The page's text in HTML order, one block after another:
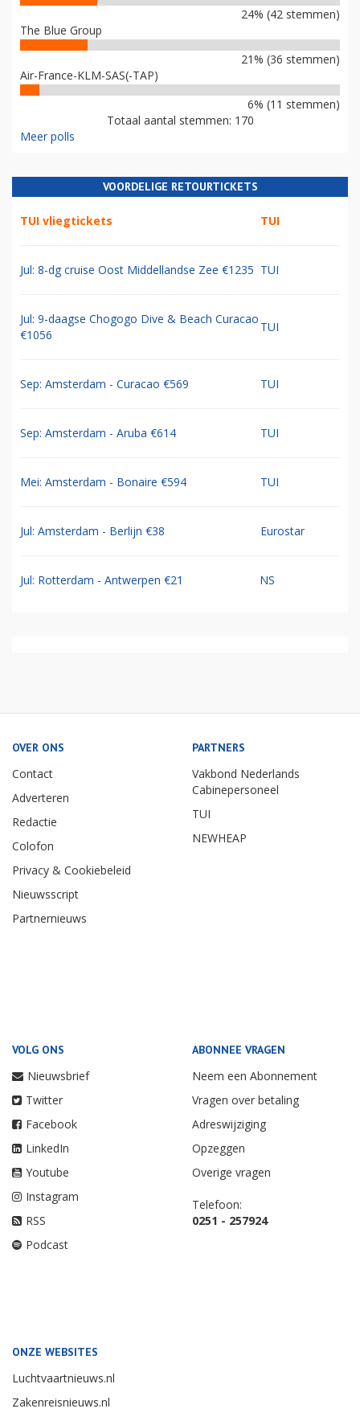
24% (42 stemmen)
The Blue Group
21% (36 stemmen)
Air-France-KLM-SAS(-TAP)
6% (11 stemmen)
Totaal aantal stemmen: 170
Meer polls
VOORDELIGE RETOURTICKETS
TUI vliegtickets TUI
Jul: 8-dg cruise Oost Middellandse Zee €1235 TUI
Jul: 9-daagse Chogogo Dive & Beach Curacao
€1056
TUI
Sep: Amsterdam - Curacao €569 TUI
Sep: Amsterdam - Aruba €614 TUI
Mei: Amsterdam - Bonaire €594 TUI
Jul: Amsterdam - Berlijn €38 Eurostar
Jul: Rotterdam - Antwerpen €21 NS
OVER ONS
Contact
Adverteren
Redactie
Colofon
Privacy & Cookiebeleid
Nieuwsscript
Partnernieuws
PARTNERS
Vakbond Nederlands
Cabinepersoneel
TUI
NEWHEAP
VOLG ONS
Nieuwsbrief
Twitter
Facebook
LinkedIn
Youtube
Instagram
RSS
Podcast
ABONNEE VRAGEN
Neem een Abonnement
Vragen over betaling
Adreswijziging
Opzeggen
Overige vragen
Telefoon:
0251 - 257924
ONZE WEBSITES
Luchtvaartnieuws.nl
Zakenreisnieuws.nl